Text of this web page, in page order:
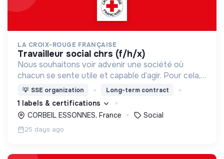
LA CROIX-ROUGE FRANÇAISE
travailleur social chrs (f/h/x)
Nous souhaitons voir advenir une société où
chacun se sente utile et capable d’agir. Pour cela,
nous proposons des moyens et des lieux
d’engagement innovants et adaptés à tous.
💡 SSE organization Long-term contract
1 labels & certifications
CORBEIL ESSONNES, France
Social
25 days ago